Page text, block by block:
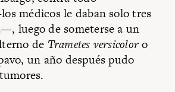
médicos le daban solo tres
luego de someterse a un
de Trametes versicoloro
un año después pudo